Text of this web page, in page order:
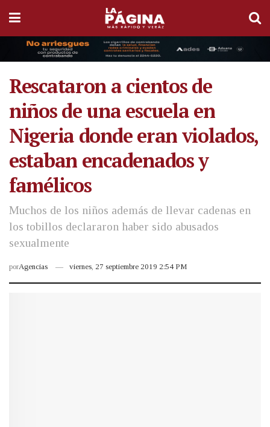
Rescataron a cientos de
niños de una escuela en
Nigeria donde eran violados,
estaban encadenados y
famélicos
Muchos de los niños además de llevar cadenas en
los tobillos declararon haber sido abusados
sexualmente
porAgencias viernes, 27 septiembre 2019 2:54 PM